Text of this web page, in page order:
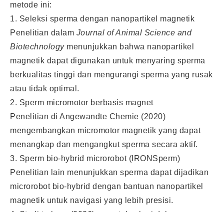
metode ini:
1. Seleksi sperma dengan nanopartikel magnetik
Penelitian dalam Journal of Animal Science and
Biotechnologymenunjukkan bahwa nanopartikel
magnetik dapat digunakan untuk menyaring sperma
berkualitas tinggi dan mengurangi sperma yang rusak
atau tidak optimal.
2. Sperm micromotor berbasis magnet
Penelitian di Angewandte Chemie (2020)
mengembangkan micromotor magnetik yang dapat
menangkap dan mengangkut sperma secara aktif.
3. Sperm bio-hybrid microrobot (IRONSperm)
Penelitian lain menunjukkan sperma dapat dijadikan
microrobot bio-hybrid dengan bantuan nanopartikel
magnetik untuk navigasi yang lebih presisi.